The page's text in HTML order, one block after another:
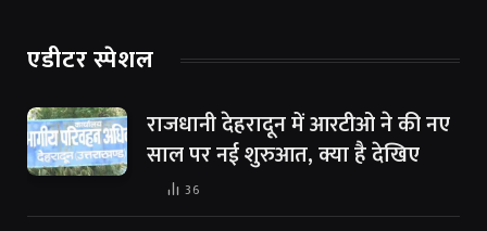
एडीटर स्पेशल
राजधानी देहरादून में आरटीओ ने की नए
साल पर नई शुरुआत, क्या है देखिए
36